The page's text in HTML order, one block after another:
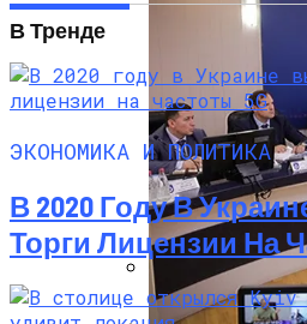
В Тренде
ЭКОНОМИКА И ПОЛИТИКА
В 2020 Году В
Торги Лицензии На